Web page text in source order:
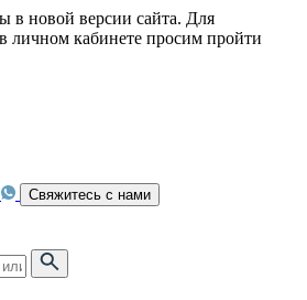
новой версии сайта. Для
личном кабинете просим пройти
Свяжитесь с нами